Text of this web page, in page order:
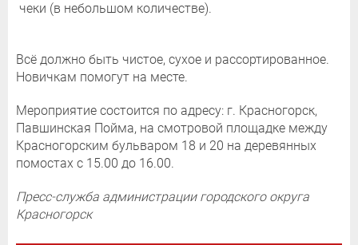
чеки (в небольшом количестве).
Всё должно быть чистое, сухое и рассортированное.
Новичкам помогут на месте.
Мероприятие состоится по адресу: г. Красногорск,
Павшинская Пойма, на смотровой площадке между
Красногорским бульваром 18 и 20 на деревянных
помостах с 15.00 до 16.00.
Пресс-служба администрации городского округа
Красногорск